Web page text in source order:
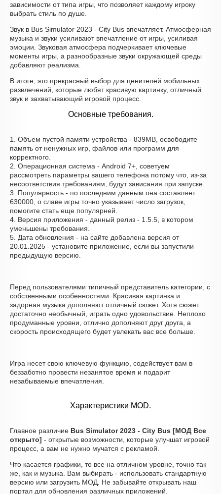
зависимости от типа игры, что позволяет каждому игроку
выбрать стиль по душе.
Звук в Bus Simulator 2023 - City Bus впечатляет. Атмосферная
музыка и звуки усиливают впечатление от игры, усиливая
эмоции. Звуковая атмосфера подчеркивает ключевые
моменты игры, а разнообразные звуки окружающей среды
добавляют реализма.
В итоге, это прекрасный выбор для ценителей мобильных
развлечений, которые любят красивую картинку, отличный
звук и захватывающий игровой процесс.
Основные требования.
1. Объем пустой памяти устройства - 839MB, освободите
память от ненужных игр, файлов или программ для
корректного.
2. Операционная система - Android 7+, советуем
рассмотреть параметры вашего телефона потому что, из-за
несоответствия требованиям, будут зависания при запуске.
3. Популярность - по последним данным она составляет
630000, о cлаве игры точно указывает число загрузок,
помогите стать еще популярней.
4. Версия приложения - данный релиз - 1.5.5, в котором
уменьшены требования.
5. Дата обновления - на сайте добавлена версия от
20.01.2025 - установите приложение, если вы запустили
предыдущую версию.
Перед пользователями типичный представитель категории, с
собственными особенностями. Красивая картинка и
задорная музыка дополняют отличный сюжет. Хотя сюжет
достаточно необычный, играть одно удовольствие. Неплохо
продуманные уровни, отлично дополняют друг друга, а
скорость происходящего будет увлекать вас все больше.
Игра несет свою ключевую функцию, содействует вам в
беззаботно провести незанятое время и подарит
незабываемые впечатления.
Характеристики MOD.
Главное различие Bus Simulator 2023 - City Bus [МОД Все
открыто] - открытые возможности, которые улучшат игровой
процесс, а вам не нужно мучатся с рекламой.
Что касается графики, то все на отличном уровне, точно так
же, как и музыка. Вам выбирать - использовать стандартную
версию или загрузить МОД. Не забывайте открывать наш
портал для обновления различных приложений.